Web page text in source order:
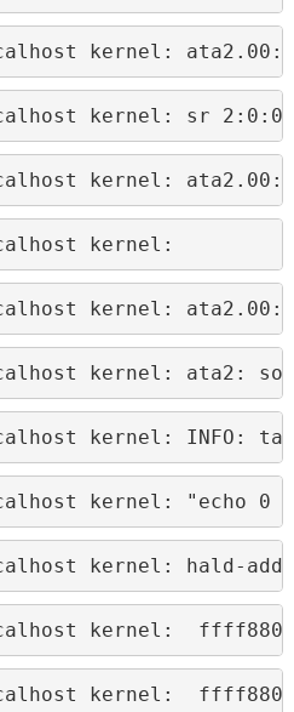
kernel: ata2.00:
kernel: sr
kernel: ata2.00:
kernel:
kernel: ata2.00:
kernel: ata2:
kernel: INFO:
kernel: "echo 0
kernel: hald-
kernel:
kernel: